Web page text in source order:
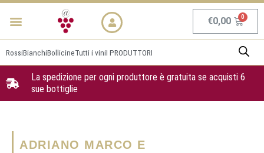
Vai
Menu €0,00
RossiBianchiBollicineTutti i viniI PRODUTTORI
La spedizione per ogni produttore è gratuita se acquisti 6
sue bottiglie
ADRIANO MARCO E